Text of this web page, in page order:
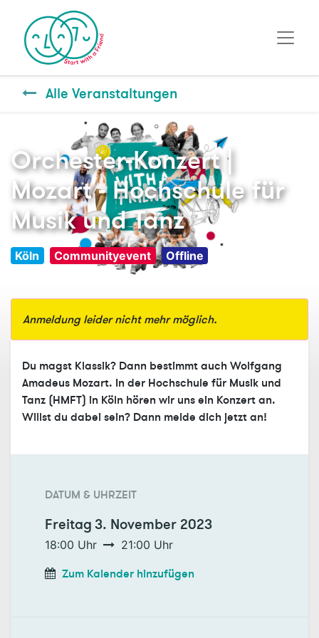
Alle Veranstaltungen
Orchester-Konzert |
Mozart - Hochschule für
Musik und Tanz
Köln Communityevent Offline
Anmeldung leider nicht mehr möglich.
Du magst Klassik? Dann bestimmt auch Wolfgang
Amadeus Mozart. In der Hochschule für Musik und
Tanz (HMFT) in Köln hören wir uns ein Konzert an.
Willst du dabei sein? Dann melde dich jetzt an!
DATUM & UHRZEIT
Freitag3. November 2023
18:00 Uhr 21:00 Uhr
Zum Kalender hinzufügen